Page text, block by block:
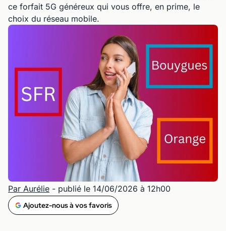
ce forfait 5G généreux qui vous offre, en prime, le
choix du réseau mobile.
Par Aurélie - publié le 14/06/2026 à 12h00
Ajoutez-nous à vos favoris